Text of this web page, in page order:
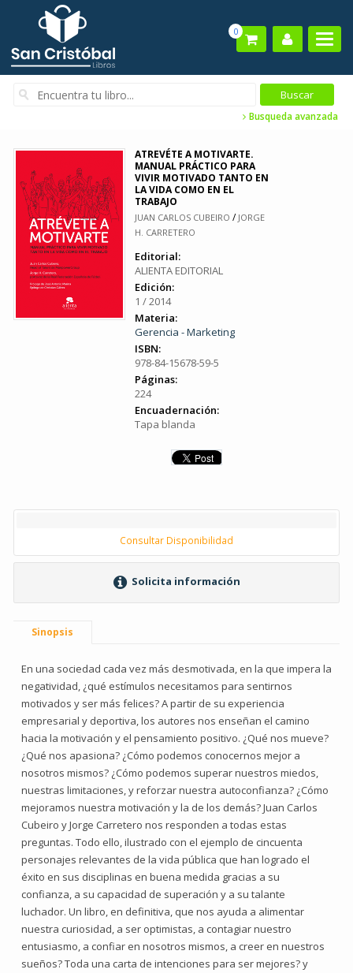
0
Busqueda avanzada
ATREVÉTE A MOTIVARTE.
MANUAL PRÁCTICO PARA
VIVIR MOTIVADO TANTO EN
LA VIDA COMO EN EL
TRABAJO
JUAN CARLOS CUBEIRO / JORGE
H. CARRETERO
Editorial:
ALIENTA EDITORIAL
Edición:
1 / 2014
Materia:
Gerencia - Marketing
ISBN:
978-84-15678-59-5
Páginas:
224
Encuadernación:
Tapa blanda
Consultar Disponibilidad
Solicita información
Sinopsis
En una sociedad cada vez más desmotivada, en la que impera la
negatividad, ¿qué estímulos necesitamos para sentirnos
motivados y ser más felices? A partir de su experiencia
empresarial y deportiva, los autores nos enseñan el camino
hacia la motivación y el pensamiento positivo. ¿Qué nos mueve?
¿Qué nos apasiona? ¿Cómo podemos conocernos mejor a
nosotros mismos? ¿Cómo podemos superar nuestros miedos,
nuestras limitaciones, y reforzar nuestra autoconfianza? ¿Cómo
mejoramos nuestra motivación y la de los demás? Juan Carlos
Cubeiro y Jorge Carretero nos responden a todas estas
preguntas. Todo ello, ilustrado con el ejemplo de cincuenta
personajes relevantes de la vida pública que han logrado el
éxito en sus disciplinas en buena medida gracias a su
confianza, a su capacidad de superación y a su talante
luchador. Un libro, en definitiva, que nos ayuda a alimentar
nuestra curiosidad, a ser optimistas, a contagiar nuestro
entusiasmo, a confiar en nosotros mismos, a creer en nuestros
sueños? Toda una carta de intenciones para ser mejores? y